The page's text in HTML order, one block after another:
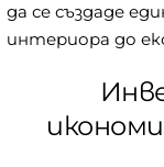
да се създаде
интериора до